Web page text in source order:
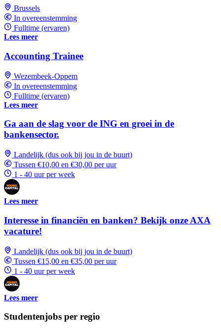
Brussels
In overeenstemming
Fulltime (ervaren)
Lees meer
Accounting Trainee
Wezembeek-Oppem
In overeenstemming
Fulltime (ervaren)
Lees meer
Ga aan de slag voor de ING en groei in de
bankensector.
Landelijk (dus ook bij jou in de buurt)
Tussen €10,00 en €30,00 per uur
1 - 40 uur per week
Lees meer
Interesse in financiën en banken? Bekijk onze AXA
vacature!
Landelijk (dus ook bij jou in de buurt)
Tussen €15,00 en €35,00 per uur
1 - 40 uur per week
Lees meer
Studentenjobs per regio